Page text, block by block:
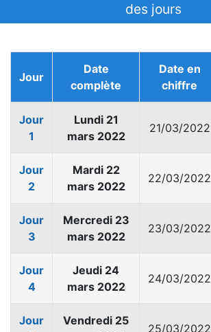
des jours
Jour
Date
complète
Date en
chiffre
Jour
1
Lundi 21
mars 2022
21/03/2022
Jour
2
Mardi 22
mars 2022
22/03/2022
Jour
3
Mercredi 23
mars 2022
23/03/2022
Jour
4
Jeudi 24
mars 2022
24/03/2022
Jour
Vendredi 25
25/03/2022